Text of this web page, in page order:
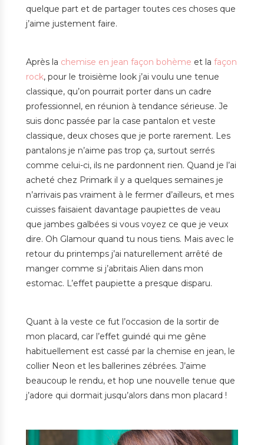
quelque part et de partager toutes ces choses que
j’aime justement faire.
Après la chemise en jean façon bohème et la façon
rock, pour le troisième look j’ai voulu une tenue
classique, qu’on pourrait porter dans un cadre
professionnel, en réunion à tendance sérieuse. Je
suis donc passée par la case pantalon et veste
classique, deux choses que je porte rarement. Les
pantalons je n’aime pas trop ça, surtout serrés
comme celui-ci, ils ne pardonnent rien. Quand je l’ai
acheté chez Primark il y a quelques semaines je
n’arrivais pas vraiment à le fermer d’ailleurs, et mes
cuisses faisaient davantage paupiettes de veau
que jambes galbées si vous voyez ce que je veux
dire. Oh Glamour quand tu nous tiens. Mais avec le
retour du printemps j’ai naturellement arrêté de
manger comme si j’abritais Alien dans mon
estomac. L’effet paupiette a presque disparu.
Quant à la veste ce fut l’occasion de la sortir de
mon placard, car l’effet guindé qui me gêne
habituellement est cassé par la chemise en jean, le
collier Neon et les ballerines zébrées. J’aime
beaucoup le rendu, et hop une nouvelle tenue que
j’adore qui dormait jusqu’alors dans mon placard !